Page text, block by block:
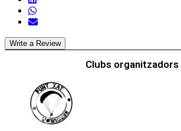
Write a Review
Clubs organitzadors